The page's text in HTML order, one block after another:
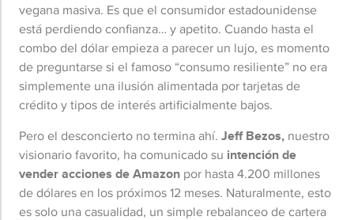
vegana masiva. Es que el consumidor estadounidense
está perdiendo confianza… y apetito. Cuando hasta el
combo del dólar empieza a parecer un lujo, es momento
de preguntarse si el famoso “consumo resiliente” no era
simplemente una ilusión alimentada por tarjetas de
crédito y tipos de interés artificialmente bajos.
Pero el desconcierto no termina ahí. Jeff Bezos, nuestro
visionario favorito, ha comunicado su intención de
vender acciones de Amazon por hasta 4.200 millones
de dólares en los próximos 12 meses. Naturalmente, esto
es solo una casualidad, un simple rebalanceo de cartera